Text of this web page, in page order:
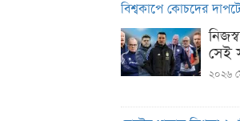
বিশ্বকাপে কোচদের দাপটে
সেই
২০২৬